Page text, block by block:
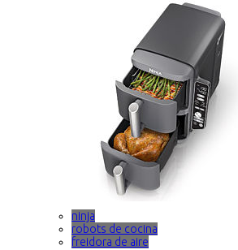
ninja
robots de cocina
freidora de aire